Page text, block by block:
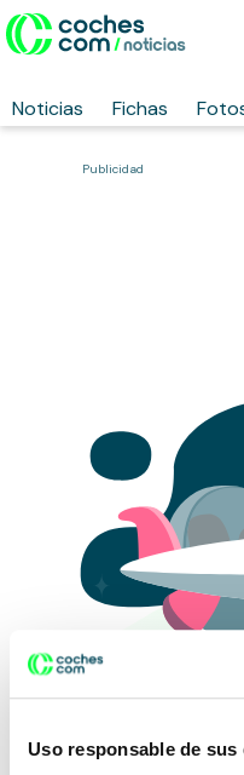
Uso responsable de sus
Noticias Fichas
Publicidad